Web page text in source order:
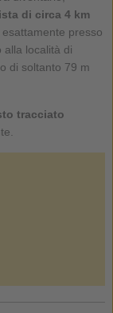
di circa 4 km
esattamente presso
alla località di
di soltanto 79 m
tracciato